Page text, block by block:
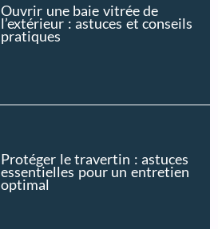
Ouvrir une baie vitrée de
l’extérieur : astuces et conseils
pratiques
Protéger le travertin : astuces
essentielles pour un entretien
optimal